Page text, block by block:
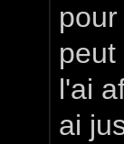
l'ai
ai